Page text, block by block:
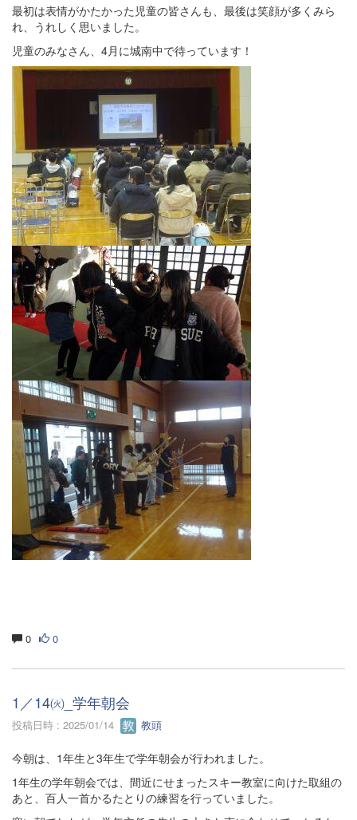
最初は表情がかたかった児童の皆さんも、最後は笑顔が多くみら
れ、うれしく思いました。
児童のみなさん、4月に城南中で待っています！
0 0
1／14㈫_学年朝会
投稿日時 : 2025/01/14 教頭
今朝は、1年生と3年生で学年朝会が行われました。
1年生の学年朝会では、間近にせまったスキー教室に向けた取組の
あと、百人一首かるたとりの練習を行っていました。